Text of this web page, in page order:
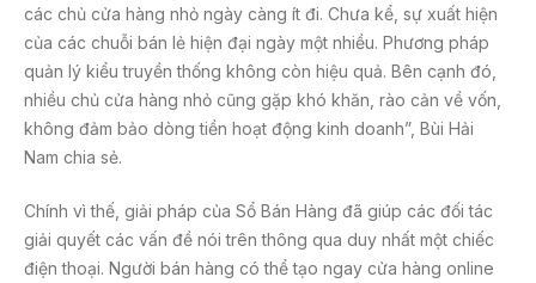
các chủ cửa hàng nhỏ ngày càng ít đi. Chưa kể, sự xuất hiện
của các chuỗi bán lẻ hiện đại ngày một nhiều. Phương pháp
quản lý kiểu truyền thống không còn hiệu quả. Bên cạnh đó,
nhiều chủ cửa hàng nhỏ cũng gặp khó khăn, rào cản về vốn,
không đảm bảo dòng tiền hoạt động kinh doanh”, Bùi Hải
Nam chia sẻ.
Chính vì thế, giải pháp của Sổ Bán Hàng đã giúp các đối tác
giải quyết các vấn đề nói trên thông qua duy nhất một chiếc
điện thoại. Người bán hàng có thể tạo ngay cửa hàng online